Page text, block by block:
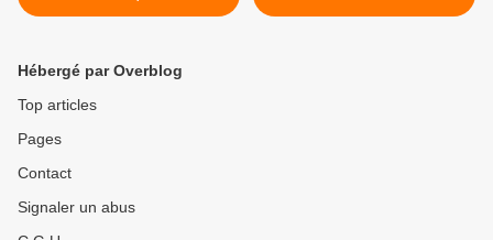
Hébergé par Overblog
Top articles
Pages
Contact
Signaler un abus